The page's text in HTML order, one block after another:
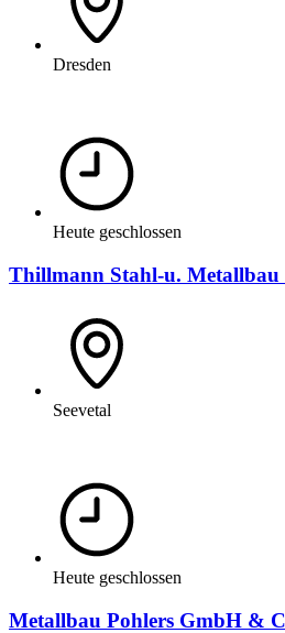
Dresden
Heute geschlossen
Thillmann Stahl-u.
Seevetal
Heute geschlossen
Metallbau Pohlers GmbH &